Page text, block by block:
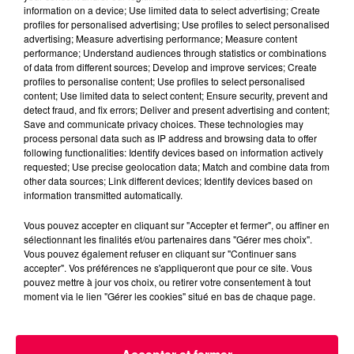
siècle, les femmes portent des
corsets, des jupes longues, et leur
liberté de mouvement se résume à
peu près à… se déplacer du salon
à la cuisine. Pas franchement
pratique pour grimper sur une
bicyclette !
Et pourtant, le vélo arrive comme
un vent de liberté.
Plus besoin d’attendre que
monsieur sorte le cheval. À vélo,
une femme peut aller où elle veut,
quand elle veut. Et ça, à l’époque,
c’est révolutionnaire.
indépendance naissante, ça ne
information on a device; Use limited data to select advertising; Create
profiles for personalised advertising; Use profiles to select personalised
advertising; Measure advertising performance; Measure content
performance; Understand audiences through statistics or combinations
of data from different sources; Develop and improve services; Create
profiles to personalise content; Use profiles to select personalised
content; Use limited data to select content; Ensure security, prevent and
detect fraud, and fix errors; Deliver and present advertising and content;
Save and communicate privacy choices. These technologies may
process personal data such as IP address and browsing data to offer
following functionalities: Identify devices based on information actively
requested; Use precise geolocation data; Match and combine data from
other data sources; Link different devices; Identify devices based on
information transmitted automatically.
Vous pouvez accepter en cliquant sur "Accepter et fermer", ou affiner en
sélectionnant les finalités et/ou partenaires dans "Gérer mes choix".
Vous pouvez également refuser en cliquant sur "Continuer sans
accepter". Vos préférences ne s'appliqueront que pour ce site. Vous
pouvez mettre à jour vos choix, ou retirer votre consentement à tout
moment via le lien "Gérer les cookies" situé en bas de chaque page.